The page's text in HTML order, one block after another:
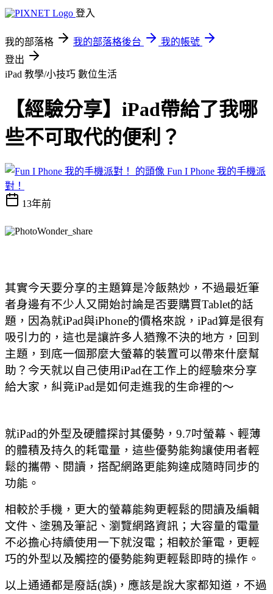
登入
我的部落格 我的部落格後台
我的帳號
登出
iPad 教學/小技巧 數位生活
【經驗分享】iPad帶給了我哪
些不可取代的便利？
Fun I Phone 我的手機派
對！
13年前
其實今天要分享的主題算是冷飯熱炒，不過最近筆
者身邊有不少人又開始討論是否要購買Tablet的話
題，因為就iPad與iPhone的價格來說，iPad算是很有
吸引力的，這也是讓許多人猶豫不決的地方，回到
主題，到底一個那麼大螢幕的裝置可以帶來什麼幫
助？今天就以自己使用iPad在工作上的經驗來分享
給大家，糾竟iPad是如何走進我的生命裡的～
就iPad的外型及硬體探討其優勢，9.7吋螢幕、輕薄
的體積及持久的耗電量，這些優勢能夠讓使用者輕
鬆的攜帶、閱讀，搭配網路更能夠達成隨時同步的
功能。
相較於手機，更大的螢幕能夠更輕鬆的閱讀及編輯
文件、塗鴉及筆記、瀏覽網路資訊；大容量的電量
不必擔心持續使用一下就沒電；相較於筆電，更輕
巧的外型以及觸控的優勢能夠更輕鬆即時的操作。
以上通通都是廢話(誤)，應該是說大家都知道，不過